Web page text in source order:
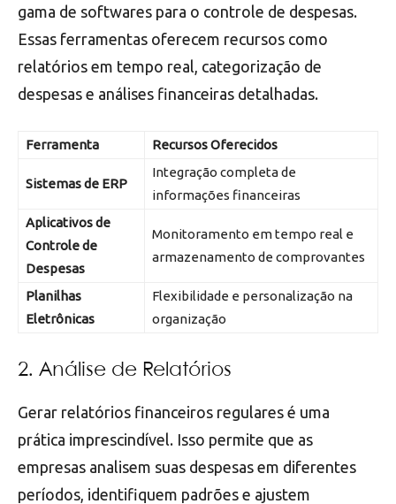
gama de softwares para o controle de despesas.
Essas ferramentas oferecem recursos como
relatórios em tempo real, categorização de
despesas e análises financeiras detalhadas.
Ferramenta Recursos Oferecidos
Sistemas de ERP
Integração completa de
informações financeiras
Aplicativos de
Controle de
Despesas
Monitoramento em tempo real e
armazenamento de comprovantes
Planilhas
Eletrônicas
Flexibilidade e personalização na
organização
2. Análise de Relatórios
Gerar relatórios financeiros regulares é uma
prática imprescindível. Isso permite que as
empresas analisem suas despesas em diferentes
períodos, identifiquem padrões e ajustem